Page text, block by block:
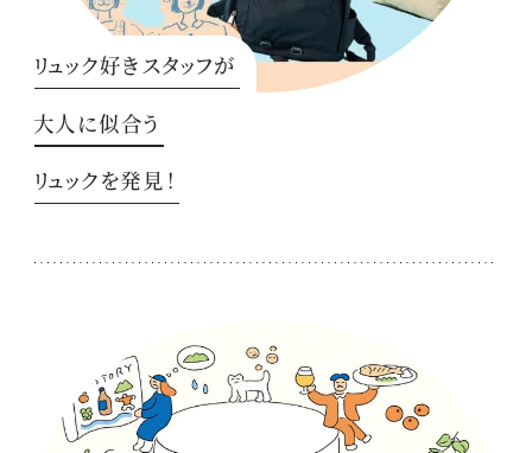
リュック好きスタッフが
大人に似合う
リュックを発見！